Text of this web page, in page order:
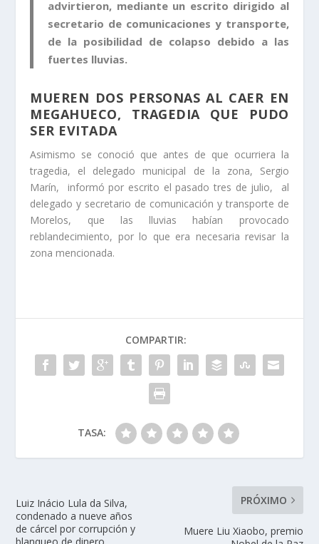
advirtieron, mediante un escrito dirigido al
secretario de comunicaciones y transporte,
de la posibilidad de colapso debido a las
fuertes lluvias.
MUEREN DOS PERSONAS AL CAER EN
MEGAHUECO, TRAGEDIA QUE PUDO
SER EVITADA
Asimismo se conoció que antes de que ocurriera la
tragedia, el delegado municipal de la zona, Sergio
Marín, informó por escrito el pasado tres de julio, al
delegado y secretario de comunicación y transporte de
Morelos, que las lluvias habían provocado
reblandecimiento, por lo que era necesaria revisar la
zona mencionada.
COMPARTIR:
TASA:
Luiz Inácio Lula da Silva,
condenado a nueve años
de cárcel por corrupción y
PRÓXIMO
Muere Liu Xiaobo, premio